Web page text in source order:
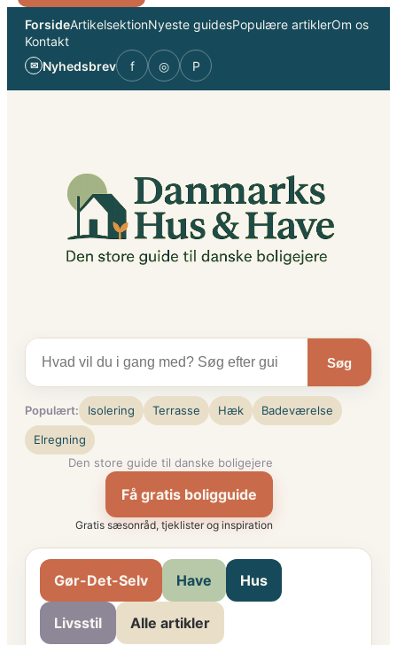
Spring
indhold
ForsideArtikelsektionNyeste guidesPopulære artiklerOm os
Kontakt
✉ Nyhedsbrev f ◎ P
Søg
Populært: Isolering Terrasse Hæk Badeværelse
Elregning
Den store guide til danske boligejere
Få gratis boligguide
Gratis sæsonråd, tjeklister og inspiration
Gør-Det-Selv Have Hus
Livsstil Alle artikler